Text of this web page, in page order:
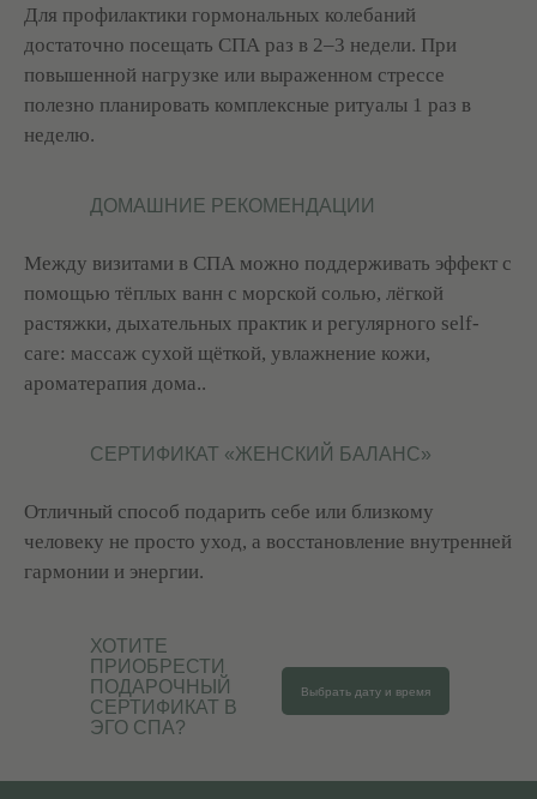
Купить сертификат
Для профилактики гормональных колебаний
достаточно посещать СПА раз в 2–3 недели. При
повышенной нагрузке или выраженном стрессе
полезно планировать комплексные ритуалы 1 раз в
неделю.
ДОМАШНИЕ РЕКОМЕНДАЦИИ
Между визитами в СПА можно поддерживать эффект с
помощью тёплых ванн с морской солью, лёгкой
растяжки, дыхательных практик и регулярного self-
care: массаж сухой щёткой, увлажнение кожи,
ароматерапия дома..
СЕРТИФИКАТ «ЖЕНСКИЙ БАЛАНС»
Отличный способ подарить себе или близкому
человеку не просто уход, а восстановление внутренней
гармонии и энергии.
ХОТИТЕ
ПРИОБРЕСТИ
ПОДАРОЧНЫЙ
СЕРТИФИКАТ В
ЭГО СПА?
Выбрать дату и время
Ритуалы в хаммаме
Обертывания
СПА-уходы за лицом
ЗОНА
Хаммам
Джакузи
MENTAL SPA
Корпоративное СПА
Сертификат СПА
Депозитные карты
ИНФОРМАЦИЯ
Статьи
Официальная оферта
Способы оплаты
Правила записи
Контакты
Отзывы